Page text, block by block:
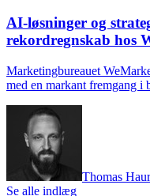
AI-løsninger og
rekordregnskab hos
Marketingbureauet
med en markant fremgang i
Thomas
Se alle indlæg